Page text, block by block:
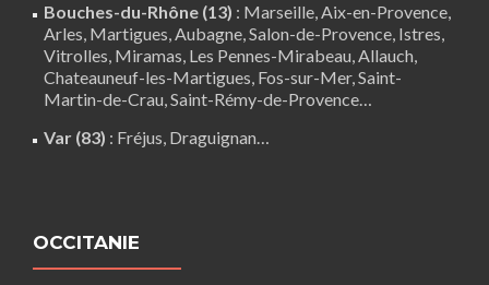
Bouches-du-Rhône (13) : Marseille,Aix-en-Provence,
Arles, Martigues,Aubagne,Salon-de-Provence, Istres,
Vitrolles, Miramas, Les Pennes-Mirabeau,Allauch,
Chateauneuf-les-Martigues, Fos-sur-Mer,Saint-
Martin-de-Crau,Saint-Rémy-de-Provence…
Var (83) : Fréjus, Draguignan…
OCCITANIE